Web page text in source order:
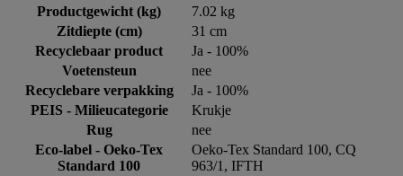
Productgewicht (kg)
7.02 kg
Zitdiepte (cm)
31 cm
Recyclebaar product
Ja - 100%
Voetensteun
nee
Recyclebare verpakking
Ja - 100%
PEIS - Milieucategorie
Krukje
Rug
nee
Eco-label - Oeko-Tex
Standard 100
Oeko-Tex Standard 100, CQ
963/1, IFTH